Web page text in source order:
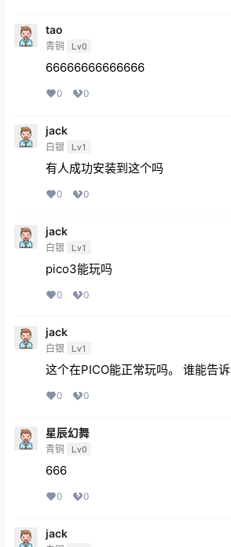
tao
青铜 Lv0
66666666666666
0 0
jack
白银 Lv1
有人成功安装到这个吗
0 0
jack
白银 Lv1
pico3能玩吗
0 0
jack
白银 Lv1
这个在PICO能正常玩吗。 谁能告
0 0
星辰幻舞
青铜 Lv0
666
0 0
jack